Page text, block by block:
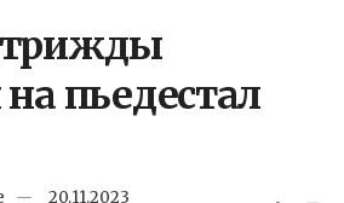
пьедестал
20.11.2023